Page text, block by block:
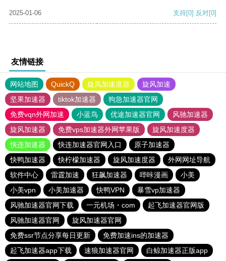
2025-01-06 支持[0] 反对[0]
友情链接
网站地图 QuickQ 旋风加速度器
旋风加速
坚果加速器
tiktok加速器
狗急加速器官网
免费vqn外网加速
小蓝鸟 优途加速器官网
风驰加速器
旋风加速器
免费vps加速器外网苹果版
旋风加速度器
快连加速器
快连加速器官网入口
原子加速器
快鸭加速器
快柠檬加速器 旋风加速度器
外网网址导航
软件中心
雷霆加速 狂飙加速器 哔咔漫画
小美
小美vpn
小美加速器 快鸭VPN
暴雪vp加速器
风驰加速器官网下载
一元机场・com
起飞加速器官网版
风驰加速器官网
旋风加速器官网
免费ssr节点分享每日更新
免费加速ins的加速器
起飞加速器app下载
速狼加速器官网
白鲸加速器正版app